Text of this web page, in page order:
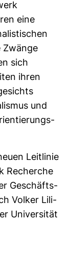
eine
Zwänge
sich
ihren
und
Leit­linie
Recherche
Geschäfts­
Volker Lili­
Uni­ver­sität